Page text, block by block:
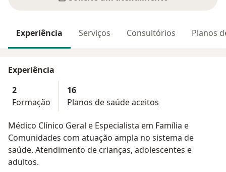
Experiência Serviços Consultórios Planos
Experiência
2
Formação
16
Planos de saúde aceitos
Médico Clínico Geral e Especialista em Família e
Comunidades com atuação ampla no sistema de
saúde. Atendimento de crianças, adolescentes e
adultos.